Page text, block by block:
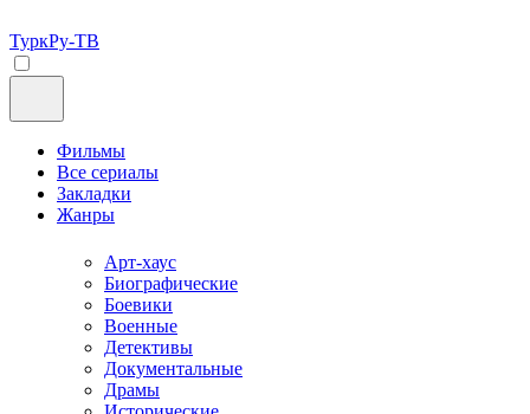
ТуркРу-ТВ
Фильмы
Все сериалы
Закладки
Жанры
Арт-хаус
Биографические
Боевики
Военные
Детективы
Документальные
Драмы